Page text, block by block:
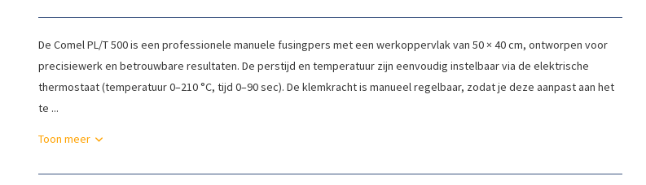
De Comel PL/T 500 is een professionele manuele fusingpers met een werkoppervlak van 50 × 40 cm, ontworpen voor
precisiewerk en betrouwbare resultaten. De perstijd en temperatuur zijn eenvoudig instelbaar via de elektrische
thermostaat (temperatuur 0–210 °C, tijd 0–90 sec). De klemkracht is manueel regelbaar, zodat je deze aanpast aan het
te ...
Toon meer